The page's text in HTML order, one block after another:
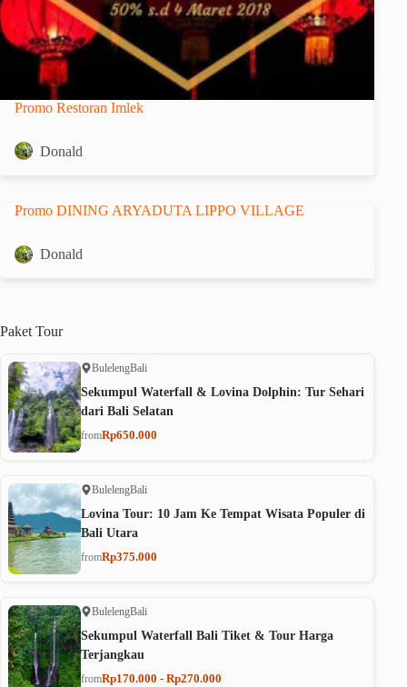
Promo Restoran Imlek
Donald
Promo DINING ARYADUTA LIPPO VILLAGE
Donald
Paket Tour
BulelengBali
Sekumpul Waterfall & Lovina Dolphin: Tur Sehari
dari Bali Selatan
fromRp650.000
BulelengBali
Lovina Tour: 10 Jam Ke Tempat Wisata Populer di
Bali Utara
fromRp375.000
BulelengBali
Sekumpul Waterfall Bali Tiket & Tour Harga
Terjangkau
fromRp170.000 - Rp270.000